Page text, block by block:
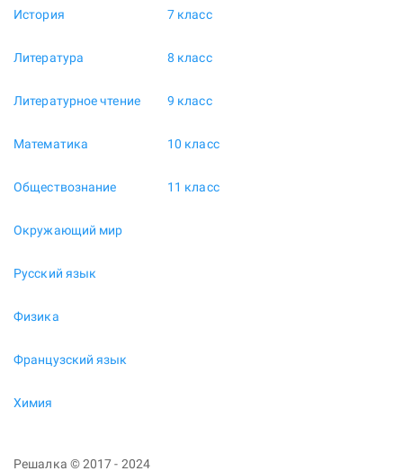
История
Литература
Литературное чтение
Математика
Обществознание
Окружающий мир
Русский язык
Физика
Французский язык
Химия
7 класс
8 класс
9 класс
10 класс
11 класс
Решалка © 2017 - 2024